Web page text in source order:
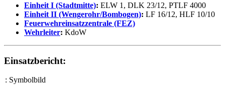
Einheit I (Stadtmitte): ELW 1, DLK 23/12, PTLF 4000
Einheit II (Wengerohr/Bombogen): LF 16/12, HLF 10/10
Feuerwehreinsatzzentrale (FEZ)
Wehrleiter: KdoW
Einsatzbericht:
: Symbolbild